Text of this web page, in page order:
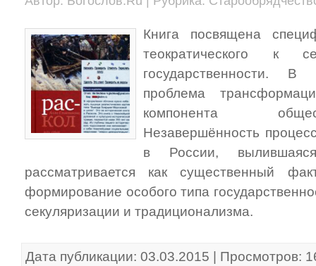
Книга посвящена
теократического к
государственности.
проблема
компонента
Незавершённость
в России,
рассматривается как существенный
формирование особого типа
секуляризации и традиционализма.
Дата публикации: 03.03.2015 | Просмотров: